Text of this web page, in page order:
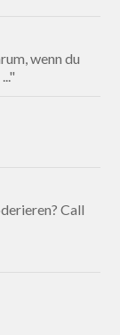
wenn du
Call